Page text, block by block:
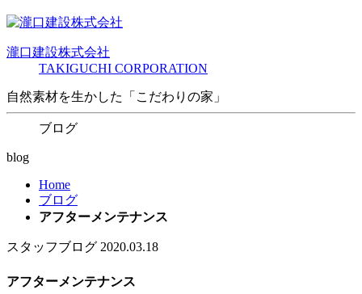
瀧口建設株式会社
TAKIGUCHI CORPORATION
自然素材を生かした「こだわりの家」
ブログ
blog
Home
ブログ
アフターメンテナンス
スタッフブログ 2020.03.18
アフターメンテナンス